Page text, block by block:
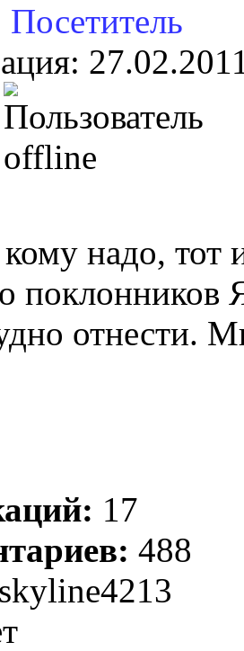
Посетитель
надо, тот
поклонников
отнести.
17
488
skyline4213